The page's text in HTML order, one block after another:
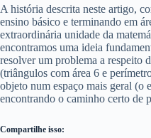
A história descrita neste artigo,
ensino básico e terminando em
extraordinária unidade da
encontramos uma ideia
resolver um problema a respeito
(triângulos com área 6 e
objeto num espaço mais geral (o
encontrando o caminho certo de
Compartilhe isso: